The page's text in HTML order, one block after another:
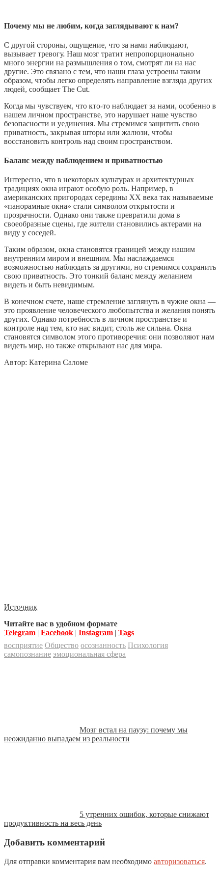
Почему мы не любим, когда заглядывают к нам?
С другой стороны, ощущение, что за нами наблюдают,
вызывает тревогу. Наш мозг тратит непропорционально
много энергии на размышления о том, смотрят ли на нас
другие. Это связано с тем, что наши глаза устроены таким
образом, чтобы легко определять направление взгляда других
людей, сообщает The Cut.
Когда мы чувствуем, что кто-то наблюдает за нами, особенно в
нашем личном пространстве, это нарушает наше чувство
безопасности и уединения. Мы стремимся защитить свою
приватность, закрывая шторы или жалюзи, чтобы
восстановить контроль над своим пространством.
Баланс между наблюдением и приватностью
Интересно, что в некоторых культурах и архитектурных
традициях окна играют особую роль. Например, в
американских пригородах середины XX века так называемые
«‎панорамные окна» стали символом открытости и
прозрачности. Однако они также превратили дома в
своеобразные сцены, где жители становились актерами на
виду у соседей.
Таким образом, окна становятся границей между нашим
внутренним миром и внешним. Мы наслаждаемся
возможностью наблюдать за другими, но стремимся сохранить
свою приватность. Это тонкий баланс между желанием
видеть и быть невидимым.
В конечном счете, наше стремление заглянуть в чужие окна —
это проявление человеческого любопытства и желания понять
других. Однако потребность в личном пространстве и
контроле над тем, кто нас видит, столь же сильна. Окна
становятся символом этого противоречия: они позволяют нам
видеть мир, но также открывают нас для мира.
Автор: Катерина Саломе
Источник
Читайте нас в удобном формате
Telegram | Facebook | Instagram | Tags
восприятие Общество осознанность Психология
самопознание эмоциональная сфера
Мозг встал на паузу: почему мы
неожиданно выпадаем из реальности
5 утренних ошибок, которые снижают
продуктивность на весь день
Добавить комментарий
Для отправки комментария вам необходимо авторизоваться.